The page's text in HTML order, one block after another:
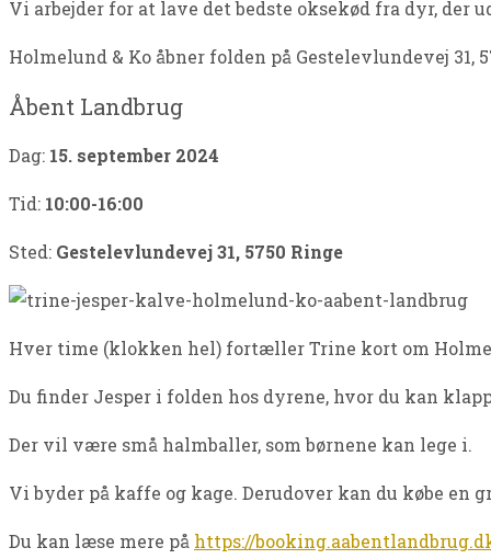
Vi arbejder for at lave det bedste oksekød fra dyr,
Holmelund & Ko åbner folden på Gestelevlundevej 31,
Åbent Landbrug
Dag: 15. september 2024
Tid: 10:00-16:00
Sted: Gestelevlundevej 31, 5750 Ringe
Hver time (klokken hel) fortæller Trine kort om
Du finder Jesper i folden hos dyrene, hvor du kan
Der vil være små halmballer, som børnene kan lege i.
Vi byder på kaffe og kage. Derudover kan du købe
Du kan læse mere på https://